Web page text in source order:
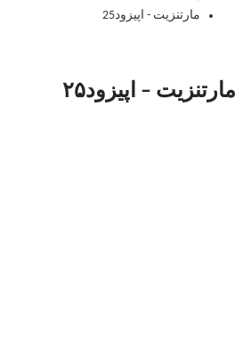
مارتنزیت - اپیزود25
مارتنزیت – اپیزود۲۵